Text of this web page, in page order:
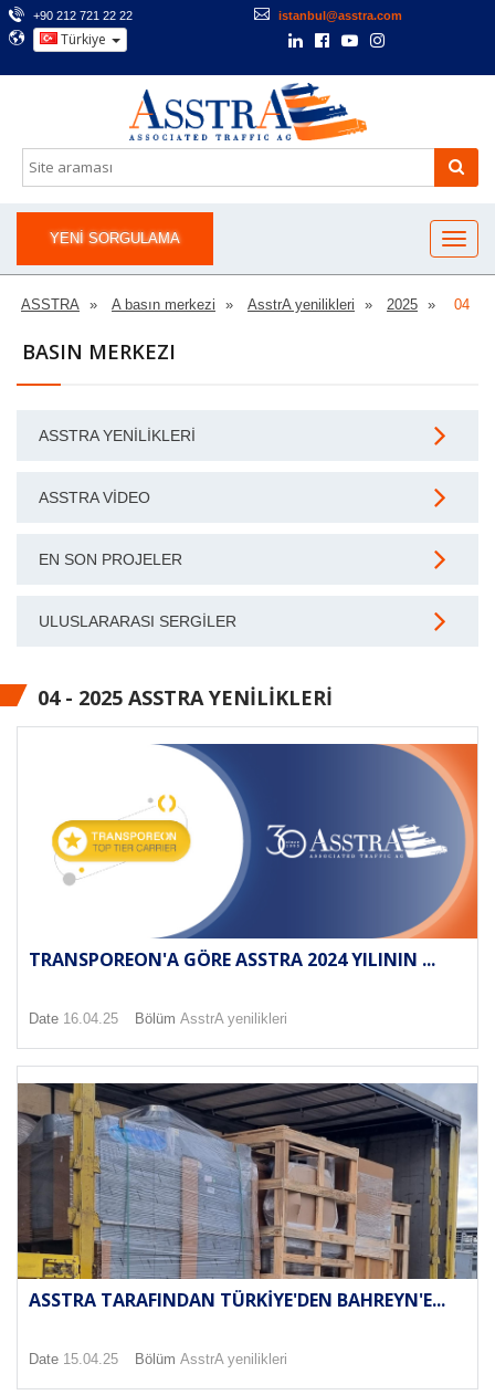
+90 212 721 22 22 istanbul@asstra.com
Türkiye
YENI SORGULAMA
ASSTRA A basın merkezi AsstrA yenilikleri 2025 04
BASIN MERKEZI
ASSTRA YENILIKLERI
ASSTRA VIDEO
EN SON PROJELER
ULUSLARARASI SERGILER
04 - 2025 ASSTRA YENILIKLERI
TRANSPOREON'A GÖRE ASSTRA 2024 YILININ ...
Date 16.04.25 Bölüm AsstrA yenilikleri
ASSTRA TARAFINDAN TÜRKIYE'DEN BAHREYN'E...
Date 15.04.25 Bölüm AsstrA yenilikleri